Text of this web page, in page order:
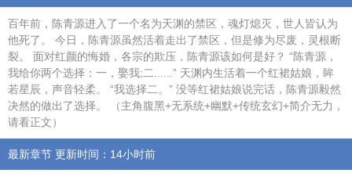
百年前，陈青源进入了一个名为天渊的禁区，魂灯熄灭，世人皆认为
他死了。 今日，陈青源虽然活着走出了禁区，但是修为尽废，灵根断
裂。 面对红颜的悔婚，各宗的欺压，陈青源该如何是好？ “陈青源，
我给你两个选择：一，娶我;二......” 天渊内生活着一个红裙姑娘，眸
若星辰，声音轻柔。 “我选择二。” 没等红裙姑娘说完话，陈青源毅然
决然的做出了选择。 （主角腹黑+无系统+幽默+传统玄幻+简介无力，
请看正文）
最新章节 更新时间：14小时前